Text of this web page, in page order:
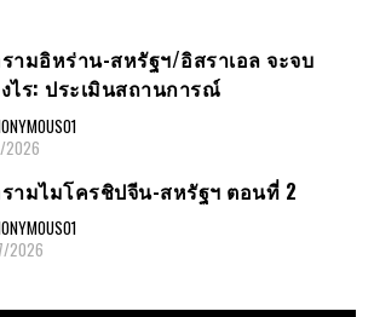
ามอิหร่าน-สหรัฐฯ/อิสราเอล จะจบ
ไร: ประเมินสถานการณ์
2026
ามไมโครชิปจีน-สหรัฐฯ ตอนที่ 2
2026